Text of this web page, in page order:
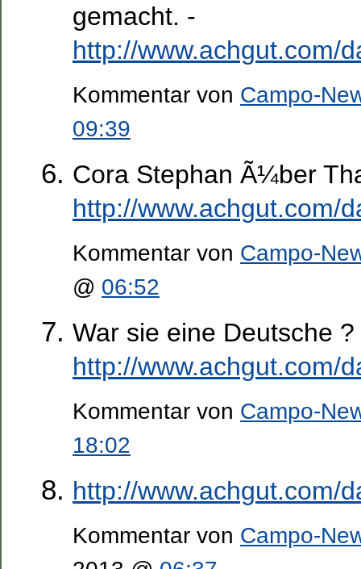
gemacht. -
http://www.achgut.com/
Kommentar von Campo-
09:39
Cora Stephan Ã¼ber
http://www.achgut.com/
Kommentar von Campo-
@ 06:52
War sie eine Deutsche ?
http://www.achgut.com/
Kommentar von Campo-
18:02
http://www.achgut.com/
Kommentar von Campo-